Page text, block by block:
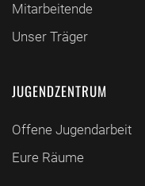
Mitarbeitende
Unser Träger
JUGENDZENTRUM
Offene Jugendarbeit
Eure Räume